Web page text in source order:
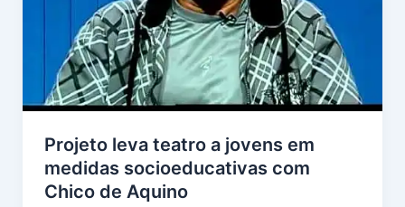
Projeto leva teatro a jovens em
medidas socioeducativas com
Chico de Aquino